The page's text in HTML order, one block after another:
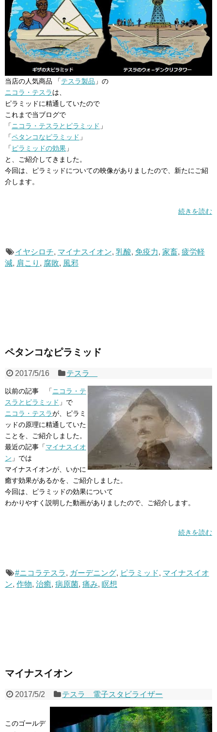
当店の人気商品 「テスラ製品 」の
ニコラ・テスラは、
ピラミッドに精通していたので
これまで当ブログで
「ニコラ・テスラとピラミッド 」
「ペタンコなピラミッド 」
「 ピラミッドの効果 」
と、ご紹介してきました。
今回は、ピラミッドについての映像がありましたので、新たにご紹
介します。
続きを読む
イヤシロチ, マイナスイオン, 乳酸, 免疫力, 家畜, 疲労軽
減, 肩こり , 腐敗, 風邪
ペタンコなピラミッド
2017/5/16 テスラ
以前の記事 「ニコラ・テ
スラとピラミッド 」で
ニコラ・テスラが、ピラミ
ッドの原理に精通していた
ことを、ご紹介しました。
最近の記事「マイナスイオ
ン 」では
マイナスイオンが、いかに
癒す効果があるかを、ご紹介しました。
今回は、ピラミッドの効果について
わかりやすく説明した動画がありましたので、ご紹介します。
続きを読む
#ニコラテスラ, ガーデニング, ピラミッド, マイナスイオ
ン, 作物, 治癒, 病原菌, 痛み, 瞑想
マイナスイオン
2017/5/2 テスラ 電子スタビライザー
このゴールデ